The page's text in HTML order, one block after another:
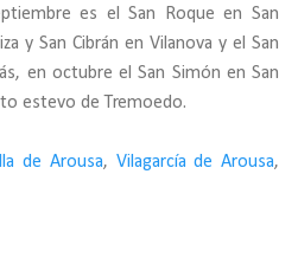
es el San Roque en San
y San Cibrán en Vilanova y el San
en octubre el San Simón en San
estevo de Tremoedo.
Illa de Arousa, Vilagarcía de Arousa,